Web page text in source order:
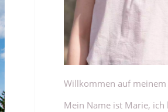
Willkommen auf meinem
Mein Name ist Marie, ich